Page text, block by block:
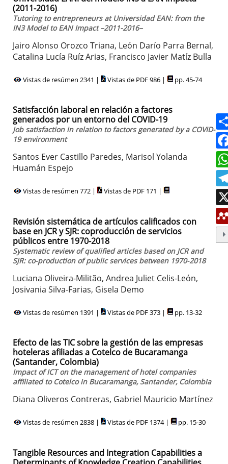
(2011-2016)
Tutoring to entrepreneurs at Universidad EAN: from the
IN3 Model to EAN Impact –2011-2016–
Jairo Alonso Orozco Triana, León Darío Parra Bernal,
Catalina Lucía Ruíz Arias, Francisco Javier Matíz Bulla
Vistas de resúmen 2341 | Vistas de PDF 986 | pp. 45-74
Satisfacción laboral en relación a factores
generados por un entorno del COVID-19
Job satisfaction in relation to factors generated by a COVID-
19 environment
Santos Ever Castillo Paredes, Marisol Yolanda
Huamán Espejo
Vistas de resúmen 772 | Vistas de PDF 171 |
Revisión sistemática de artículos calificados con
base en JCR y SJR: coproducción de servicios
públicos entre 1970-2018
Systematic review of qualified articles based on JCR and
SJR: co-production of public services between 1970-2018
Luciana Oliveira-Militão, Andrea Juliet Celis-León,
Josivania Silva-Farias, Gisela Demo
Vistas de resúmen 1391 | Vistas de PDF 373 | pp. 13-32
Efecto de las TIC sobre la gestión de las empresas
hoteleras afiliadas a Cotelco de Bucaramanga
(Santander, Colombia)
Impact of ICT on the management of hotel companies
affiliated to Cotelco in Bucaramanga, Santander, Colombia
Diana Oliveros Contreras, Gabriel Mauricio Martínez
Vistas de resúmen 2838 | Vistas de PDF 1374 | pp. 15-30
Tangible Resources and Integration Capabilities a